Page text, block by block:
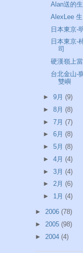
Alan送的
AlexLee
日本東京-
日本東京-
司
硬漢嶺上
台北金山-
雙嶼
► 9月 (9)
► 8月 (8)
► 7月 (7)
► 6月 (8)
► 5月 (8)
► 4月 (4)
► 3月 (4)
► 2月 (6)
► 1月 (4)
► 2006 (78)
► 2005 (98)
► 2004 (4)